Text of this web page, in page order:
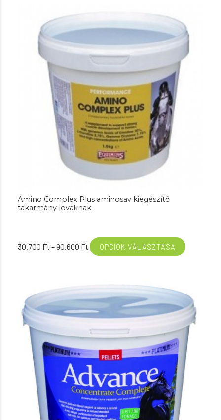
Amino Complex Plus aminosav kiegészítő
takarmány lovaknak
30.700 Ft –90.600 Ft Ártartomány:
30.700 Ft
OPCIÓK VÁLASZTÁSA